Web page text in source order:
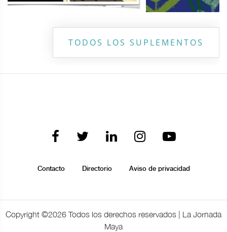
TODOS LOS SUPLEMENTOS
Contacto Directorio Aviso de privacidad
Copyright ©2026 Todos los derechos reservados | La Jornada
Maya